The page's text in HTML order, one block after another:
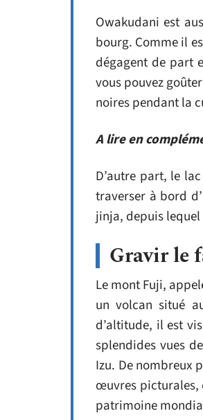
Owakudani est
bourg. Comme il
dégagent de part
vous pouvez
noires pendant la
A lire en
D’autre part, le
traverser à bord
jinja, depuis lequel
Gravir le
Le mont Fuji,
un volcan situé
d’altitude, il est
splendides vues
Izu. De nombreux
œuvres picturales,
patrimoine